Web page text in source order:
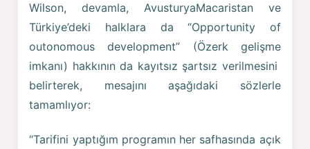
Wilson, devamla, AvusturyaMacaristan ve
Türkiye’deki halklara da “Opportunity of
outonomous development” (Özerk gelişme
imkanı) hakkının da kayıtsız şartsız verilmesini
belirterek, mesajını aşağıdaki sözlerle
tamamlıyor:
“Tarifini yaptığım programın her safhasında açık